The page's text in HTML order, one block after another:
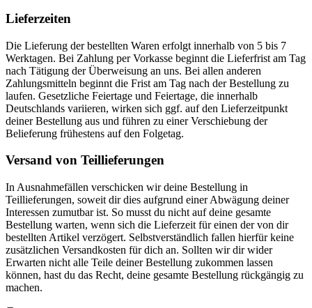
Lieferzeiten
Die Lieferung der bestellten Waren erfolgt innerhalb von 5 bis 7
Werktagen. Bei Zahlung per Vorkasse beginnt die Lieferfrist am Tag
nach Tätigung der Überweisung an uns. Bei allen anderen
Zahlungsmitteln beginnt die Frist am Tag nach der Bestellung zu
laufen. Gesetzliche Feiertage und Feiertage, die innerhalb
Deutschlands variieren, wirken sich ggf. auf den Lieferzeitpunkt
deiner Bestellung aus und führen zu einer Verschiebung der
Belieferung frühestens auf den Folgetag.
Versand von Teillieferungen
In Ausnahmefällen verschicken wir deine Bestellung in
Teillieferungen, soweit dir dies aufgrund einer Abwägung deiner
Interessen zumutbar ist. So musst du nicht auf deine gesamte
Bestellung warten, wenn sich die Lieferzeit für einen der von dir
bestellten Artikel verzögert. Selbstverständlich fallen hierfür keine
zusätzlichen Versandkosten für dich an. Sollten wir dir wider
Erwarten nicht alle Teile deiner Bestellung zukommen lassen
können, hast du das Recht, deine gesamte Bestellung rückgängig zu
machen.